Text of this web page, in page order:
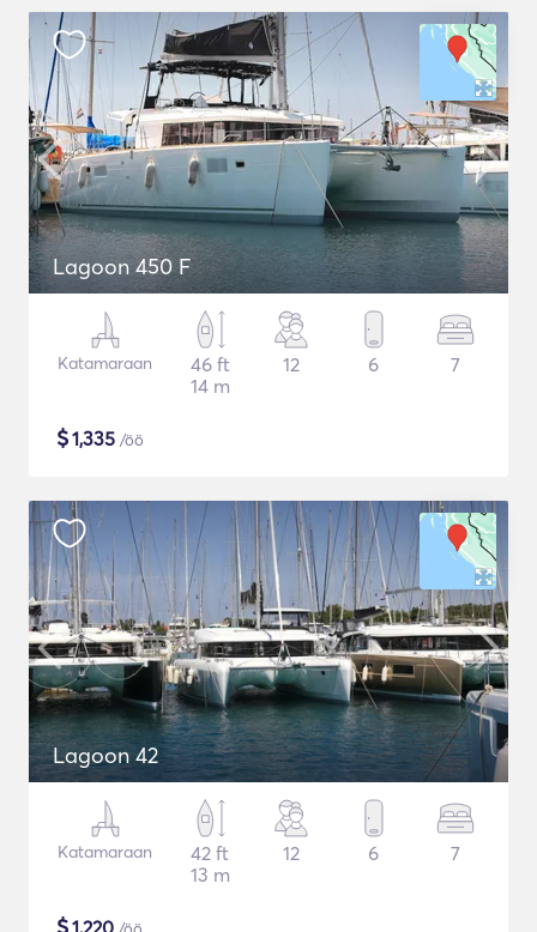
Lagoon 450 F
Katamaraan
46 ft
14 m
12 6 7
$1,335 /öö
Lagoon 42
Katamaraan
42 ft
13 m
12 6 7
1,220